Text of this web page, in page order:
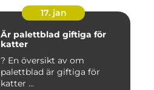
17. jan
Är palettblad giftiga för
katter
? En översikt av om
palettblad är giftiga för
katter ...